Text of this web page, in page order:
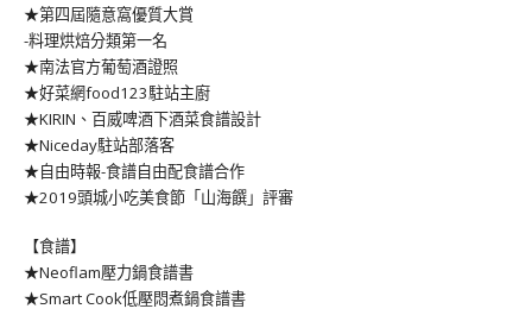
★第四屆隨意窩優質大賞
-料理烘焙分類第一名
★南法官方葡萄酒證照
★好菜網food123駐站主廚
★KIRIN、百威啤酒下酒菜食譜設計
★Niceday駐站部落客
★自由時報-食譜自由配食譜合作
★2019頭城小吃美食節「山海饌」評審
【食譜】
★Neoflam壓力鍋食譜書
★Smart Cook低壓悶煮鍋食譜書